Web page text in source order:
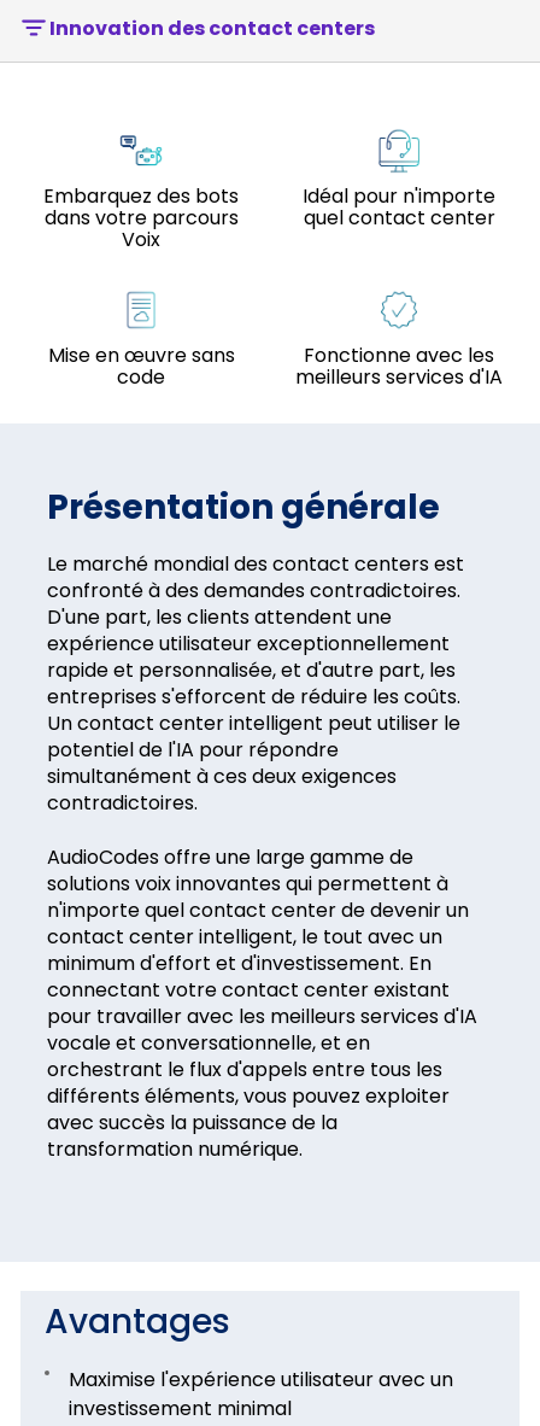
Innovation des contact centers
Embarquez des bots
dans votre parcours
Voix
Idéal pour n'importe
quel contact center
Mise en œuvre sans
code
Fonctionne avec les
meilleurs services d'IA
Présentation générale
Le marché mondial des contact centers est
confronté à des demandes contradictoires.
D'une part, les clients attendent une
expérience utilisateur exceptionnellement
rapide et personnalisée, et d'autre part, les
entreprises s'efforcent de réduire les coûts.
Un contact center intelligent peut utiliser le
potentiel de l'IA pour répondre
simultanément à ces deux exigences
contradictoires.
AudioCodes offre une large gamme de
solutions voix innovantes qui permettent à
n'importe quel contact center de devenir un
contact center intelligent, le tout avec un
minimum d'effort et d'investissement. En
connectant votre contact center existant
pour travailler avec les meilleurs services d'IA
vocale et conversationnelle, et en
orchestrant le flux d'appels entre tous les
différents éléments, vous pouvez exploiter
avec succès la puissance de la
transformation numérique.
Avantages
Maximise l'expérience utilisateur avec un
investissement minimal